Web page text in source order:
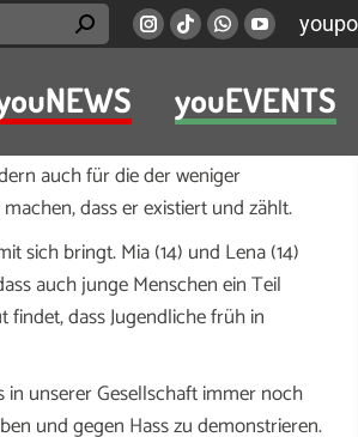
Instagram
opens
new
window
Viber
opens
in
new
window
Whatsapp
opens
in
new
window
YouTube
opens
in
new
window
youEVENTS
Zeichen für Akzeptanz und ein
Miteinander einstehen.
auch für die der weniger
dass er existiert und zählt.
sich bringt. Mia (14) und Lena (14)
auch junge Menschen ein Teil
dass Jugendliche früh in
unserer Gesellschaft immer noch
und gegen Hass zu demonstrieren.